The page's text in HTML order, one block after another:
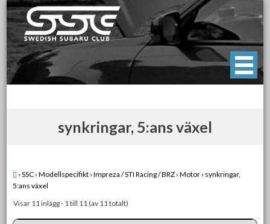
Skip
to
content
Swedish Subaru Club
För oss som älskar Subaru!
synkringar, 5:ans växel
› SSC › Modellspecifikt › Impreza / STI Racing / BRZ › Motor › synkringar,
5:ans växel
Visar 11 inlägg - 1 till 11 (av 11 totalt)